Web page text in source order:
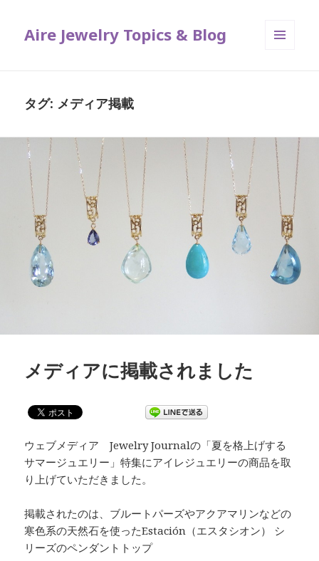
Aire Jewelry Topics & Blog
タグ: メディア掲載
メディアに掲載されました
ウェブメディア Jewelry Journalの「夏を格上げする
サマージュエリー」特集にアイレジュエリーの商品を取
り上げていただきました。
掲載されたのは、ブルートパーズやアクアマリンなどの
寒色系の天然石を使ったEstación（エスタシオン） シ
リーズのペンダントトップ